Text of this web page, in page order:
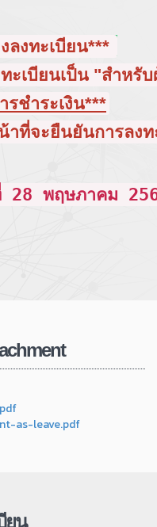
ลงทะเบียน***
ะเบียนเป็น "สำหรั
ชำระเงิน***
าที่จะยืนยันการลง
28 พฤษภาคม
as-leave.pdf
ยน